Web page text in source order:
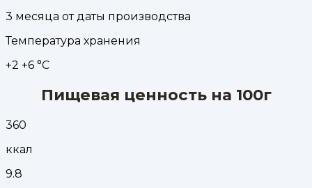
3 месяца от даты производства
Температура хранения
+2 +6 °С
Пищевая ценность на 100г
360
ккал
9.8